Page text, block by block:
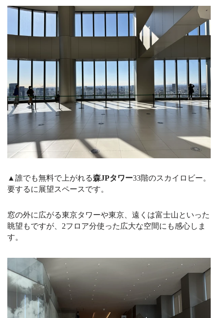
▲誰でも無料で上がれる森JPタワー33階のスカイロビー。
要するに展望スペースです。
窓の外に広がる東京タワーや東京、遠くは富士山といった
眺望もですが、2フロア分使った広大な空間にも感心しま
す。